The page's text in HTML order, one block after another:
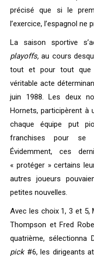
précisé que si le
l’exercice, l’espagnol ne
La saison sportive
playoffs,au cours
tout et pour tout que
véritable acte
juin 1988. Les deux
Hornets, participèrent à
chaque équipe put
franchises pour se
Évidemment, ces
« protéger » certains
autres joueurs
petites nouvelles.
Avec les choix 1, 3 et 5,
Thompson et Fred
quatrième, sélectionna
pick#6, les dirigeants